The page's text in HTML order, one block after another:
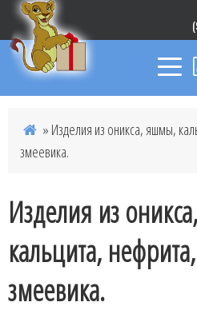
» Изделия из оникса, яшмы,
змеевика.
Изделия из
кальцита,
змеевика.